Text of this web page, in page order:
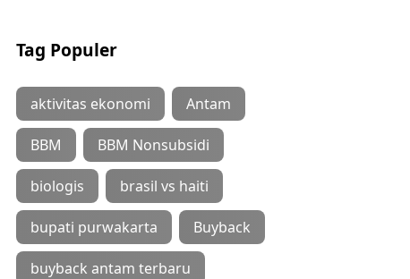
Tag Populer
aktivitas ekonomi Antam
BBM BBM Nonsubsidi
biologis brasil vs haiti
bupati purwakarta Buyback
buyback antam terbaru